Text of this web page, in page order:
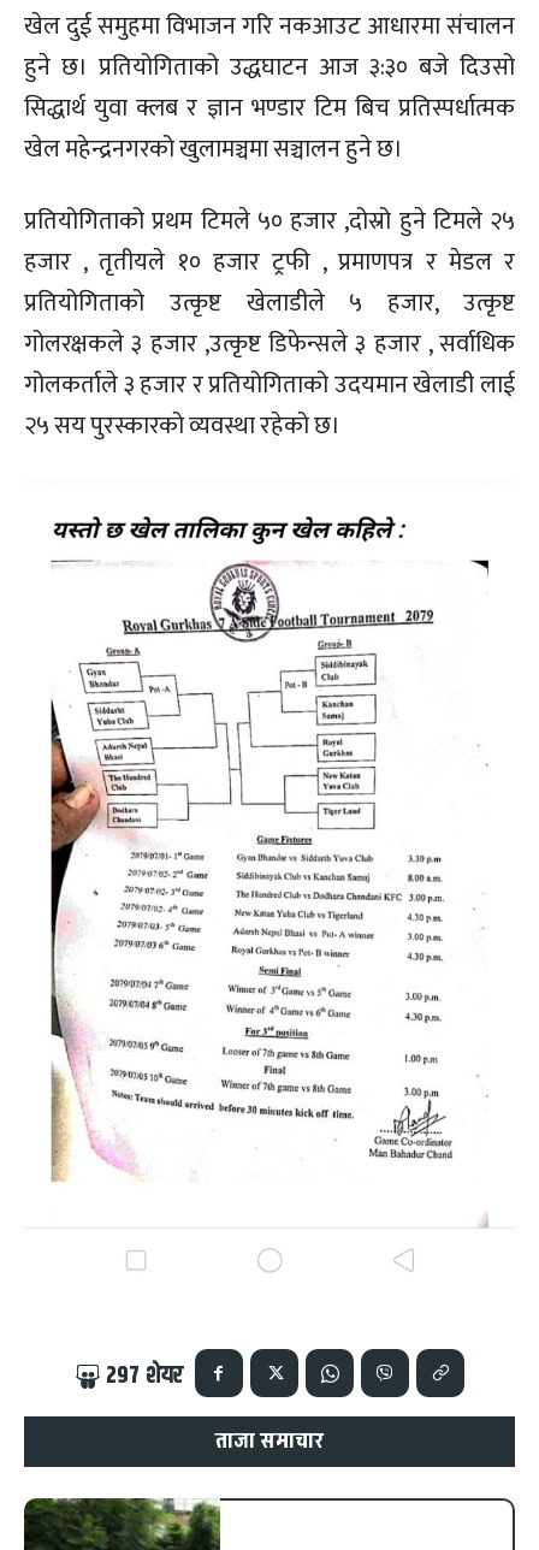
खेल दुई समुहमा विभाजन गरि नकआउट आधारमा संचालन
हुने छ। प्रतियोगिताको उद्धघाटन आज ३:३० बजे दिउसो
सिद्धार्थ युवा क्लब र ज्ञान भण्डार टिम बिच प्रतिस्पर्धात्मक
खेल महेन्द्रनगरको खुलामञ्चमा सञ्चालन हुने छ।
प्रतियोगिताको प्रथम टिमले ५० हजार ,दोस्रो हुने टिमले २५
हजार , तृतीयले १० हजार ट्रफी , प्रमाणपत्र र मेडल र
प्रतियोगिताको उत्कृष्ट खेलाडीले ५ हजार, उत्कृष्ट
गोलरक्षकले ३ हजार ,उत्कृष्ट डिफेन्सले ३ हजार , सर्वाधिक
गोलकर्ताले ३ हजार र प्रतियोगिताको उदयमान खेलाडी लाई
२५ सय पुरस्कारको व्यवस्था रहेको छ।
297 शेयर
ताजा समाचार